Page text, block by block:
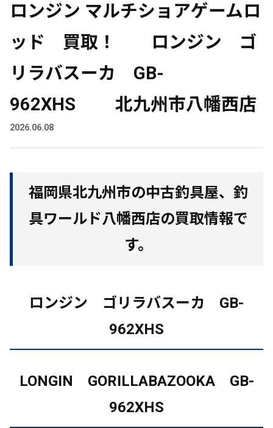
ロンジン マルチショアゲームロ
ッド 買取！ ロンジン ゴ
リラバスーカ GB-
962XHS 北九州市八幡西店
2026.06.08
福岡県北九州市の中古釣具屋、釣
具ワールド八幡西店の買取情報で
す。
ロンジン ゴリラバスーカ GB-
962XHS
LONGIN GORILLABAZOOKA GB-
962XHS